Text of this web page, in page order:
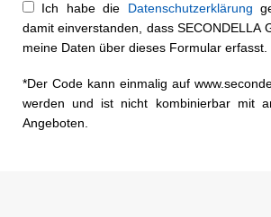
Ich habe die Datenschutzerklärung
damit einverstanden, dass SECONDELLA
meine Daten über dieses Formular erfasst.
*Der Code kann einmalig auf
werden und ist nicht kombinierbar mit
Angeboten.